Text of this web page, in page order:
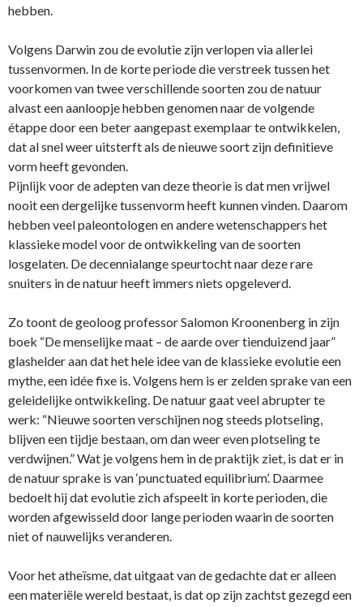
hebben.
Volgens Darwin zou de evolutie zijn verlopen via allerlei
tussenvormen. In de korte periode die verstreek tussen het
voorkomen van twee verschillende soorten zou de natuur
alvast een aanloopje hebben genomen naar de volgende
étappe door een beter aangepast exemplaar te ontwikkelen,
dat al snel weer uitsterft als de nieuwe soort zijn definitieve
vorm heeft gevonden.
Pijnlijk voor de adepten van deze theorie is dat men vrijwel
nooit een dergelijke tussenvorm heeft kunnen vinden. Daarom
hebben veel paleontologen en andere wetenschappers het
klassieke model voor de ontwikkeling van de soorten
losgelaten. De decennialange speurtocht naar deze rare
snuiters in de natuur heeft immers niets opgeleverd.
Zo toont de geoloog professor Salomon Kroonenberg in zijn
boek “De menselijke maat – de aarde over tienduizend jaar”
glashelder aan dat het hele idee van de klassieke evolutie een
mythe, een idée fixe is. Volgens hem is er zelden sprake van een
geleidelijke ontwikkeling. De natuur gaat veel abrupter te
werk: “Nieuwe soorten verschijnen nog steeds plotseling,
blijven een tijdje bestaan, om dan weer even plotseling te
verdwijnen.” Wat je volgens hem in de praktijk ziet, is dat er in
de natuur sprake is van ‘punctuated equilibrium’. Daarmee
bedoelt hij dat evolutie zich afspeelt in korte perioden, die
worden afgewisseld door lange perioden waarin de soorten
niet of nauwelijks veranderen.
Voor het atheïsme, dat uitgaat van de gedachte dat er alleen
een materiële wereld bestaat, is dat op zijn zachtst gezegd een